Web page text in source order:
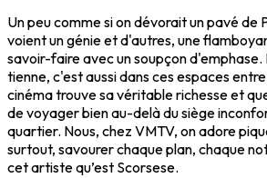
Un peu comme si on dévorait un pavé de
voient un génie et d'autres, une
savoir-faire avec un soupçon d'emphase.
tienne, c'est aussi dans ces espaces
cinéma trouve sa véritable richesse et
de voyager bien au-delà du siège
quartier. Nous, chez VMTV, on adore
surtout, savourer chaque plan, chaque
cet artiste qu’est Scorsese.